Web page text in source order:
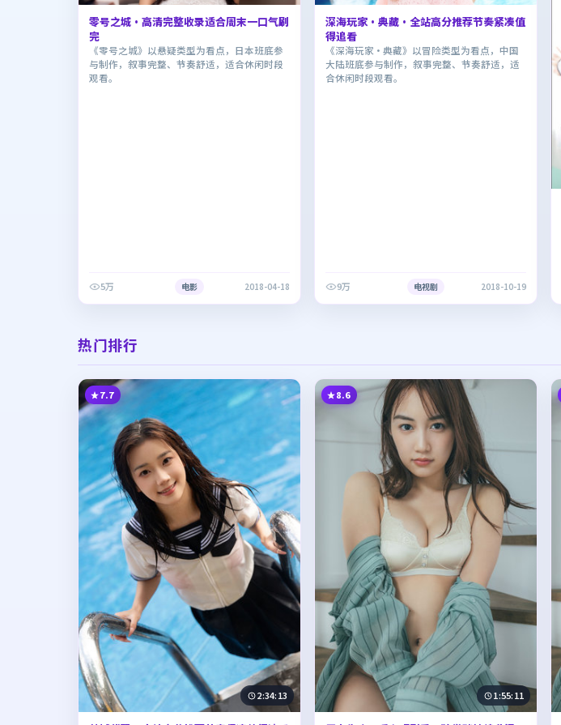
零号之城·高清完整收录适合周末一口气刷
完
《零号之城》以悬疑类型为看点，日本班底参
与制作，叙事完整、节奏舒适，适合休闲时段
观看。
5万 电影 2018-04-18
深海玩家·典藏·全站高分推荐节奏紧凑值
得追看
《深海玩家·典藏》以冒险类型为看点，中国
大陆班底参与制作，叙事完整、节奏舒适，适
合休闲时段观看。
9万 电视剧 2018-10-19
热门排行
7.7
2:34:13
8.6
1:55:11